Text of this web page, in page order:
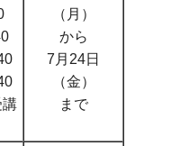
（月）
から
7月24日
（金）
まで